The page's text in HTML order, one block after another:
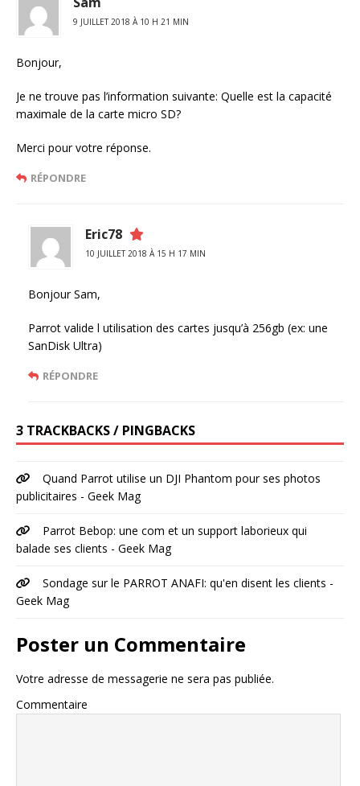
9 JUILLET 2018 À 10 H 21 MIN
Bonjour,
Je ne trouve pas l’information suivante: Quelle est la capacité
maximale de la carte micro SD?
Merci pour votre réponse.
RÉPONDRE
Eric78
10 JUILLET 2018 À 15 H 17 MIN
Bonjour Sam,
Parrot valide l utilisation des cartes jusqu’à 256gb (ex: une
SanDisk Ultra)
RÉPONDRE
3 TRACKBACKS / PINGBACKS
Quand Parrot utilise un DJI Phantom pour ses photos
publicitaires - Geek Mag
Parrot Bebop: une com et un support laborieux qui
balade ses clients - Geek Mag
Sondage sur le PARROT ANAFI: qu'en disent les clients -
Geek Mag
Poster un Commentaire
Votre adresse de messagerie ne sera pas publiée.
Commentaire